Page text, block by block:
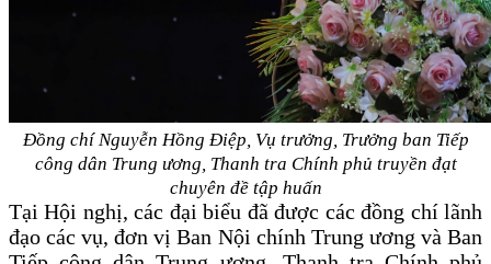
Đồng chíNguyễn Hồng Điệp, Vụ trưởng, Trưởng ban Tiếp
công dân Trung ương, Thanh tra Chính phủ truyền đạt
chuyên đề tập huấn
Tại Hội nghị, các đại biểu đã được các đồng chí lãnh
đạo các vụ, đơn vị Ban Nội chính Trung ương và Ban